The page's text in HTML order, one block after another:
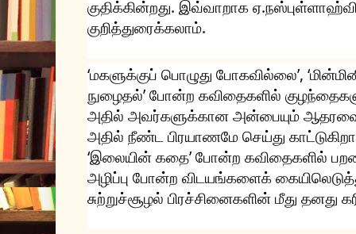
குதிக்கின்றது. இவ்வாறாக
குறித்துரைக்கலாம்.
‘மகளுக்குப் பொழுது போகவில்லை’,
நுழைதல்’ போன்ற கவிதைகளில்
அதில் அவர்களுக்கான அன்பையும்
அதில் நீண்ட பிரயாணமே செய்து
‘இலையின் கதை’ போன்ற கவிதைகளில்
அழிப்பு போன்ற விடயங்களைக்
சுற்றுச்சூழல் பிரச்சினைகளின் மீது தனது